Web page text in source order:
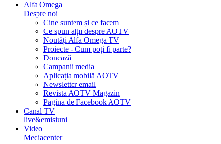
Alfa Omega
Despre noi
Cine suntem și ce facem
Ce spun alții despre AOTV
Noutăți Alfa Omega TV
Proiecte - Cum poți fi parte?
Donează
Campanii media
Aplicația mobilă AOTV
Newsletter email
Revista AOTV Magazin
Pagina de Facebook AOTV
Canal TV
live&emisiuni
Video
Mediacenter